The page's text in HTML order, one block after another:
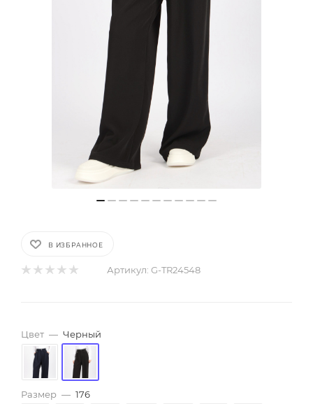
В ИЗБРАННОЕ
Артикул: G-TR24548
Цвет — Черный
Размер — 176